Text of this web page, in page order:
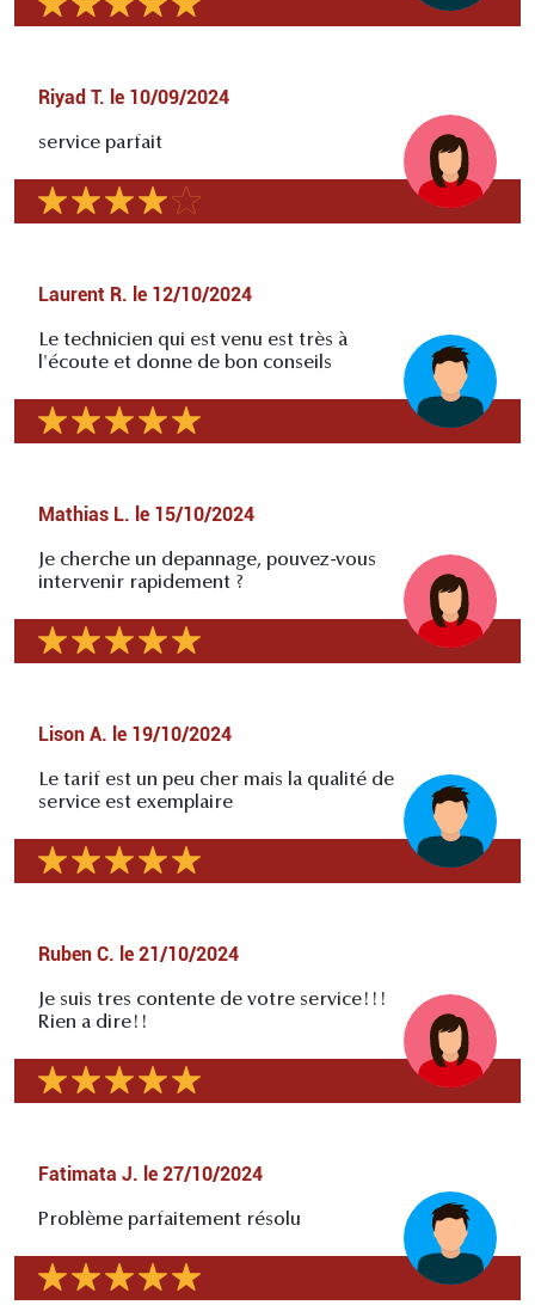
Riyad T. le 10/09/2024
service parfait
Laurent R. le 12/10/2024
Le technicien qui est venu est très à
l'écoute et donne de bon conseils
Mathias L. le 15/10/2024
Je cherche un depannage, pouvez-vous
intervenir rapidement ?
Lison A. le 19/10/2024
Le tarif est un peu cher mais la qualité de
service est exemplaire
Ruben C. le 21/10/2024
Je suis tres contente de votre service!!!
Rien a dire!!
Fatimata J. le 27/10/2024
Problème parfaitement résolu